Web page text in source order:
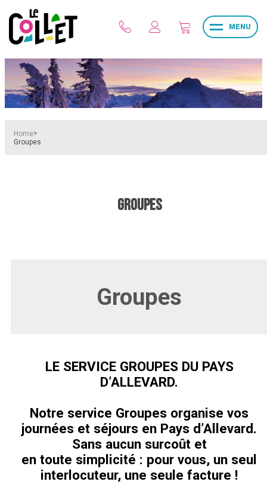
MENU
Home>
Groupes
GROUPES
Groupes
LE SERVICE GROUPES DU PAYS
D’ALLEVARD.
Notre service Groupes organise vos
journées et séjours en Pays d’Allevard.
Sans aucun surcoût et
en toute simplicité : pour vous, un seul
interlocuteur, une seule facture !